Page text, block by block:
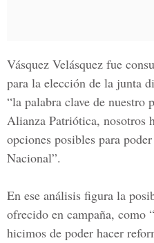
Vásquez Velásquez fue
para la elección de la junta
“la palabra clave de nuestro
Alianza Patriótica, nosotros
opciones posibles para
Nacional”.
En ese análisis figura la
ofrecido en campaña, como
hicimos de poder hacer